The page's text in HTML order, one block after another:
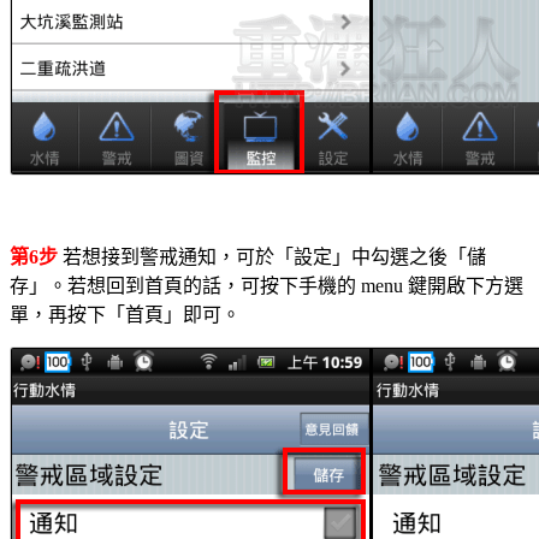
第6步 若想接到警戒通知，可於「設定」中勾選之後「儲
存」。若想回到首頁的話，可按下手機的 menu 鍵開啟下方選
單，再按下「首頁」即可。